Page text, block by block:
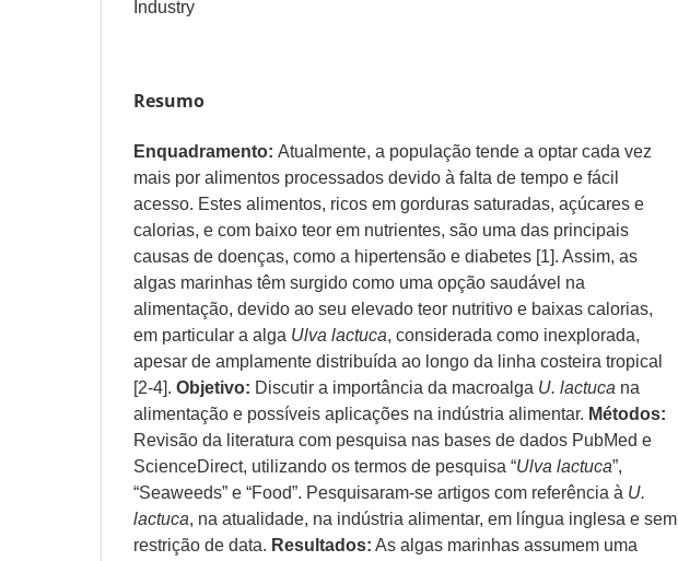
Industry
Resumo
Enquadramento: Atualmente, a população tende a optar cada vez
mais por alimentos processados devido à falta de tempo e fácil
acesso. Estes alimentos, ricos em gorduras saturadas, açúcares e
calorias, e com baixo teor em nutrientes, são uma das principais
causas de doenças, como a hipertensão e diabetes [1]. Assim, as
algas marinhas têm surgido como uma opção saudável na
alimentação, devido ao seu elevado teor nutritivo e baixas calorias,
em particular a alga Ulva lactuca, considerada como inexplorada,
apesar de amplamente distribuída ao longo da linha costeira tropical
[2-4]. Objetivo: Discutir a importância da macroalga U. lactuca na
alimentação e possíveis aplicações na indústria alimentar. Métodos:
Revisão da literatura com pesquisa nas bases de dados PubMed e
ScienceDirect, utilizando os termos de pesquisa “Ulva lactuca”,
“Seaweeds” e “Food”. Pesquisaram-se artigos com referência à U.
lactuca, na atualidade, na indústria alimentar, em língua inglesa e sem
restrição de data. Resultados: As algas marinhas assumem uma